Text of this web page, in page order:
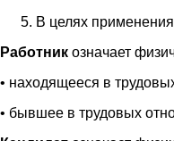
В целях
Работник означает
• находящееся в
• бывшее в трудовых